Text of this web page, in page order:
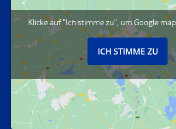
Klicke auf "Ich stimme zu", um Google
ICH STIMME ZU